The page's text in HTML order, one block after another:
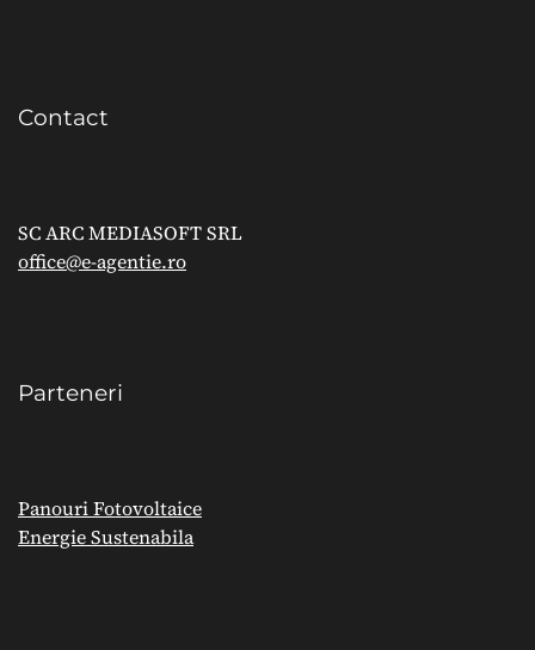
Contact
SC ARC MEDIASOFT SRL
office@e-agentie.ro
Parteneri
Panouri Fotovoltaice
Energie Sustenabila